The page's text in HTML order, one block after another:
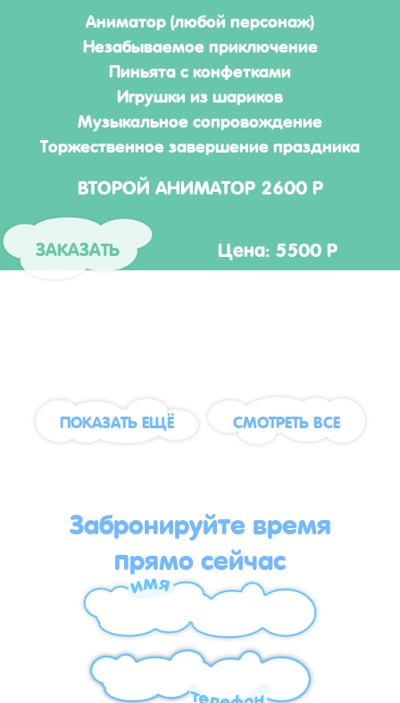
Аниматор (любой персонаж)
Незабываемое приключение
Пиньята с конфетками
Игрушки из шариков
Музыкальное сопровождение
Торжественное завершение праздника
ВТОРОЙ АНИМАТОР 2600 Р
ЗАКАЗАТЬ Цена: 5500 Р
ПОКАЗАТЬ ЕЩЁ СМОТРЕТЬ ВСЕ
Забронируйте время
прямо сейчас